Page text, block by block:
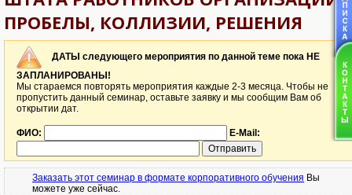
ПРОБЕЛЫ, КОЛЛИЗИИ, РЕШЕНИЯ
ДАТЫ следующего мероприятия по данной теме пока НЕ
ЗАПЛАНИРОВАНЫ!
Мы стараемся повторять мероприятия каждые 2-3 месяца. Чтобы не
пропустить данный семинар, оставьте заявку и мы сообщим Вам об
открытии дат.
ФИО: E-Mail:
Заказать этот семинар в формате корпоративного обучения Вы
можете уже сейчас.